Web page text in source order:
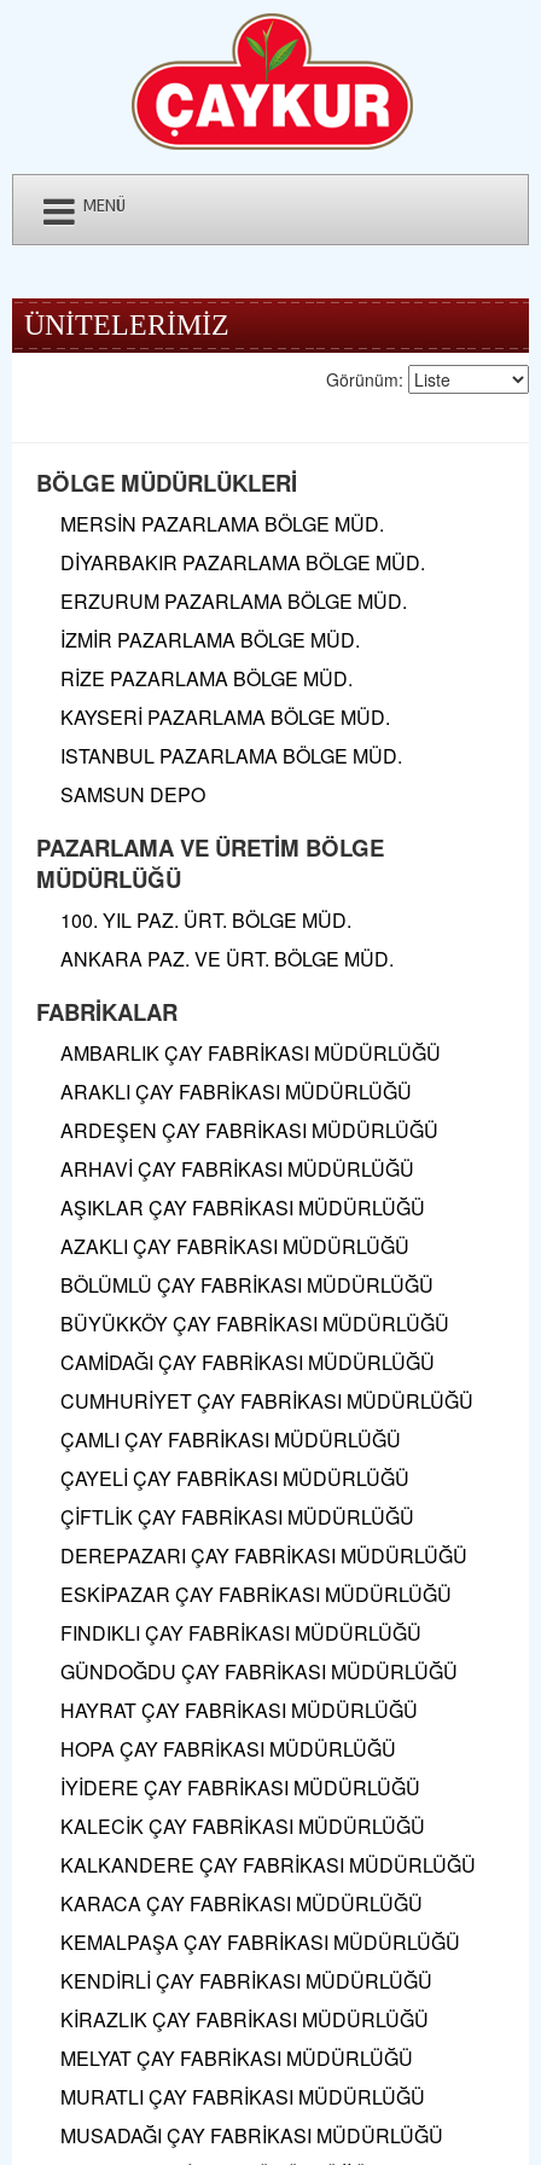
MENÜ
ÜNİTELERİMİZ
Görünüm:
BÖLGE MÜDÜRLÜKLERİ
MERSİN PAZARLAMA BÖLGE MÜD.
DİYARBAKIR PAZARLAMA BÖLGE MÜD.
ERZURUM PAZARLAMA BÖLGE MÜD.
İZMİR PAZARLAMA BÖLGE MÜD.
RİZE PAZARLAMA BÖLGE MÜD.
KAYSERİ PAZARLAMA BÖLGE MÜD.
ISTANBUL PAZARLAMA BÖLGE MÜD.
SAMSUN DEPO
PAZARLAMA VE ÜRETİM BÖLGE
MÜDÜRLÜĞÜ
100. YIL PAZ. ÜRT. BÖLGE MÜD.
ANKARA PAZ. VE ÜRT. BÖLGE MÜD.
FABRİKALAR
AMBARLIK ÇAY FABRİKASI MÜDÜRLÜĞÜ
ARAKLI ÇAY FABRİKASI MÜDÜRLÜĞÜ
ARDEŞEN ÇAY FABRİKASI MÜDÜRLÜĞÜ
ARHAVİ ÇAY FABRİKASI MÜDÜRLÜĞÜ
AŞIKLAR ÇAY FABRİKASI MÜDÜRLÜĞÜ
AZAKLI ÇAY FABRİKASI MÜDÜRLÜĞÜ
BÖLÜMLÜ ÇAY FABRİKASI MÜDÜRLÜĞÜ
BÜYÜKKÖY ÇAY FABRİKASI MÜDÜRLÜĞÜ
CAMİDAĞI ÇAY FABRİKASI MÜDÜRLÜĞÜ
CUMHURİYET ÇAY FABRİKASI MÜDÜRLÜĞÜ
ÇAMLI ÇAY FABRİKASI MÜDÜRLÜĞÜ
ÇAYELİ ÇAY FABRİKASI MÜDÜRLÜĞÜ
ÇİFTLİK ÇAY FABRİKASI MÜDÜRLÜĞÜ
DEREPAZARI ÇAY FABRİKASI MÜDÜRLÜĞÜ
ESKİPAZAR ÇAY FABRİKASI MÜDÜRLÜĞÜ
FINDIKLI ÇAY FABRİKASI MÜDÜRLÜĞÜ
GÜNDOĞDU ÇAY FABRİKASI MÜDÜRLÜĞÜ
HAYRAT ÇAY FABRİKASI MÜDÜRLÜĞÜ
HOPA ÇAY FABRİKASI MÜDÜRLÜĞÜ
İYİDERE ÇAY FABRİKASI MÜDÜRLÜĞÜ
KALECİK ÇAY FABRİKASI MÜDÜRLÜĞÜ
KALKANDERE ÇAY FABRİKASI MÜDÜRLÜĞÜ
KARACA ÇAY FABRİKASI MÜDÜRLÜĞÜ
KEMALPAŞA ÇAY FABRİKASI MÜDÜRLÜĞÜ
KENDİRLİ ÇAY FABRİKASI MÜDÜRLÜĞÜ
KİRAZLIK ÇAY FABRİKASI MÜDÜRLÜĞÜ
MELYAT ÇAY FABRİKASI MÜDÜRLÜĞÜ
MURATLI ÇAY FABRİKASI MÜDÜRLÜĞÜ
MUSADAĞI ÇAY FABRİKASI MÜDÜRLÜĞÜ